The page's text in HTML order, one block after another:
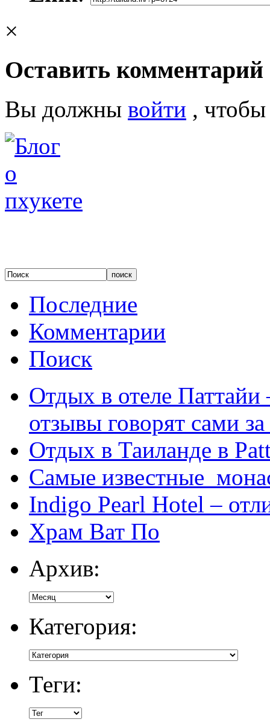
×
Оставить комментарий
Вы должны войти ,
Последние
Комментарии
Поиск
Отдых в отеле
отзывы говорят сами за
Отдых в Таиланде в
Самые известные
Indigo Pearl Hotel –
Храм Ват По
Архив:
Категория:
Теги: